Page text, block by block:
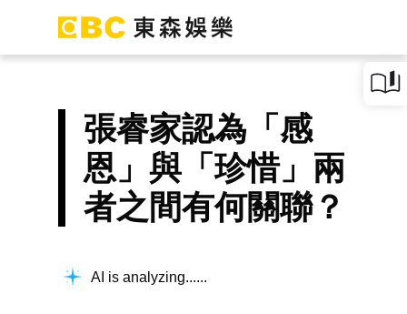
張睿家認為「感
恩」與「珍惜」兩
者之間有何關聯？
AI is analyzing...